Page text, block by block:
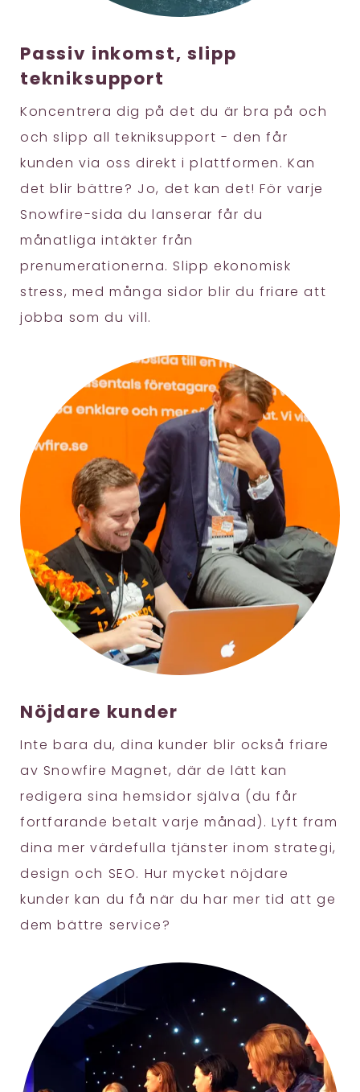
Passiv inkomst, slipp
tekniksupport
Koncentrera dig på det du är bra på och
och slipp all tekniksupport - den får
kunden via oss direkt i plattformen. Kan
det blir bättre? Jo, det kan det! För varje
Snowfire-sida du lanserar får du
månatliga intäkter från
prenumerationerna. Slipp ekonomisk
stress, med många sidor blir du friare att
jobba som du vill.
Nöjdare kunder
Inte bara du, dina kunder blir också friare
av Snowfire Magnet, där de lätt kan
redigera sina hemsidor själva (du får
fortfarande betalt varje månad). Lyft fram
dina mer värdefulla tjänster inom strategi,
design och SEO. Hur mycket nöjdare
kunder kan du få när du har mer tid att ge
dem bättre service?